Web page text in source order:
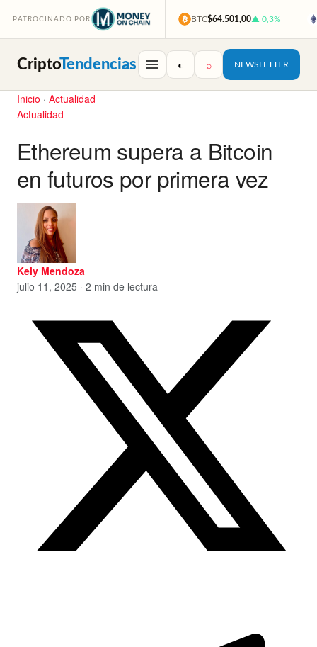
PATROCINADO POR BTC$64.501,00▲ 0,3%
CriptoTendencias ◐ ⌕ NEWSLETTER
Inicio · Actualidad
Actualidad
Ethereum supera a Bitcoin
en futuros por primera vez
Kely Mendoza
julio 11, 2025 · 2 min de lectura